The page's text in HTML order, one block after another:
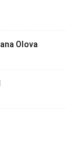
Olova